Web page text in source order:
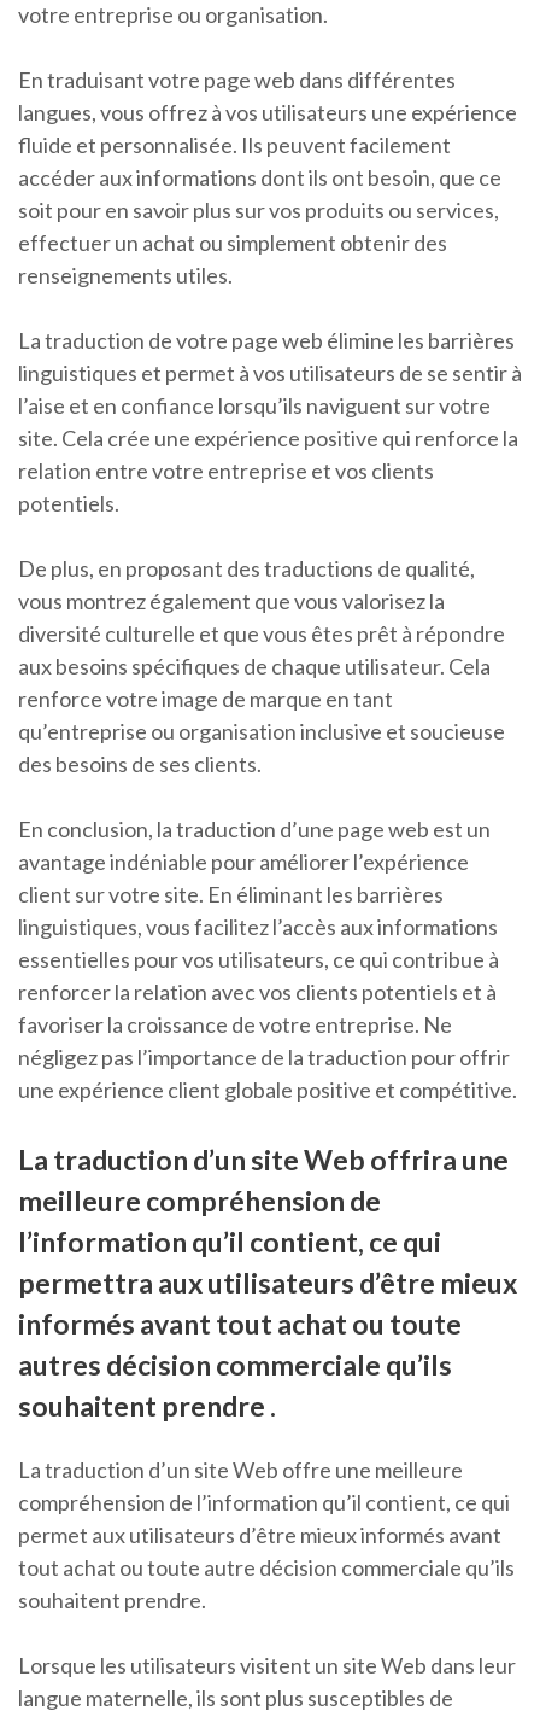
votre entreprise ou organisation.
En traduisant votre page web dans différentes
langues, vous offrez à vos utilisateurs une expérience
fluide et personnalisée. Ils peuvent facilement
accéder aux informations dont ils ont besoin, que ce
soit pour en savoir plus sur vos produits ou services,
effectuer un achat ou simplement obtenir des
renseignements utiles.
La traduction de votre page web élimine les barrières
linguistiques et permet à vos utilisateurs de se sentir à
l’aise et en confiance lorsqu’ils naviguent sur votre
site. Cela crée une expérience positive qui renforce la
relation entre votre entreprise et vos clients
potentiels.
De plus, en proposant des traductions de qualité,
vous montrez également que vous valorisez la
diversité culturelle et que vous êtes prêt à répondre
aux besoins spécifiques de chaque utilisateur. Cela
renforce votre image de marque en tant
qu’entreprise ou organisation inclusive et soucieuse
des besoins de ses clients.
En conclusion, la traduction d’une page web est un
avantage indéniable pour améliorer l’expérience
client sur votre site. En éliminant les barrières
linguistiques, vous facilitez l’accès aux informations
essentielles pour vos utilisateurs, ce qui contribue à
renforcer la relation avec vos clients potentiels et à
favoriser la croissance de votre entreprise. Ne
négligez pas l’importance de la traduction pour offrir
une expérience client globale positive et compétitive.
La traduction d’un site Web offrira une
meilleure compréhension de
l’information qu’il contient, ce qui
permettra aux utilisateurs d’être mieux
informés avant tout achat ou toute
autres décision commerciale qu’ils
souhaitent prendre .
La traduction d’un site Web offre une meilleure
compréhension de l’information qu’il contient, ce qui
permet aux utilisateurs d’être mieux informés avant
tout achat ou toute autre décision commerciale qu’ils
souhaitent prendre.
Lorsque les utilisateurs visitent un site Web dans leur
langue maternelle, ils sont plus susceptibles de